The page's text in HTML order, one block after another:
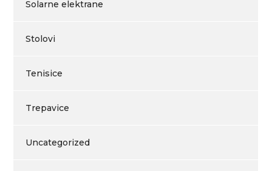
Solarne elektrane
Stolovi
Tenisice
Trepavice
Uncategorized